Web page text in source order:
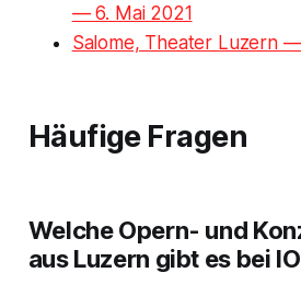
— 6. Mai 2021
Salome, Theater Luzern
Häufige Fragen
Welche Opern- und
aus Luzern gibt es bei